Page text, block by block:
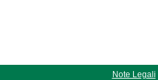
Note Legali